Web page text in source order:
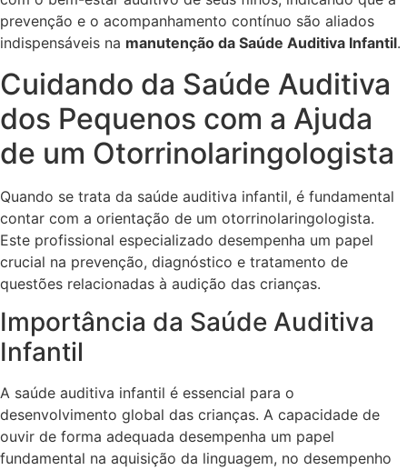
prevenção e o acompanhamento contínuo são aliados
indispensáveis na manutenção da Saúde Auditiva Infantil.
Cuidando da Saúde Auditiva
dos Pequenos com a Ajuda
de um Otorrinolaringologista
Quando se trata da saúde auditiva infantil, é fundamental
contar com a orientação de um otorrinolaringologista.
Este profissional especializado desempenha um papel
crucial na prevenção, diagnóstico e tratamento de
questões relacionadas à audição das crianças.
Importância da Saúde Auditiva
Infantil
A saúde auditiva infantil é essencial para o
desenvolvimento global das crianças. A capacidade de
ouvir de forma adequada desempenha um papel
fundamental na aquisição da linguagem, no desempenho